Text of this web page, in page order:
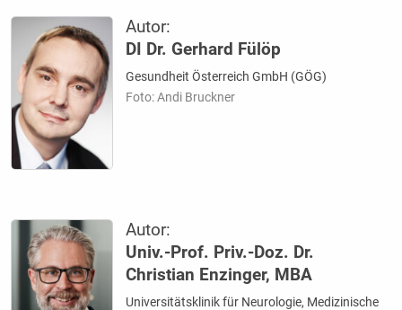
Autor:
DI Dr. Gerhard Fülöp
Gesundheit Österreich GmbH (GÖG)
Foto: Andi Bruckner
Autor:
Univ.-Prof. Priv.-Doz. Dr.
Christian Enzinger, MBA
Universitätsklinik für Neurologie, Medizinische